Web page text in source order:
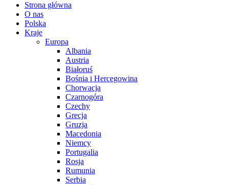
Strona główna
O nas
Polska
Kraje
Europa
Albania
Austria
Białoruś
Bośnia i Hercegowina
Chorwacja
Czarnogóra
Czechy
Grecja
Gruzja
Macedonia
Niemcy
Portugalia
Rosja
Rumunia
Serbia